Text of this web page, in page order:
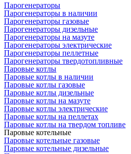
Парогенераторы
Парогенераторы в наличии
Парогенераторы газовые
Парогенераторы дизельные
Парогенераторы на мазуте
Парогенераторы электрические
Парогенераторы пеллетные
Парогенераторы твердотопливные
Паровые котлы
Паровые котлы в наличии
Паровые котлы газовые
Паровые котлы дизельные
Паровые котлы на мазуте
Паровые котлы электрические
Паровые котлы на пеллетах
Паровые котлы на твердом топливе
Паровые котельные
Паровые котельные газовые
Паровые котельные дизельные